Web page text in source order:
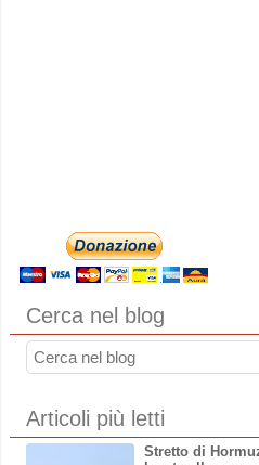
Cerca nel blog
Articoli più letti
Stretto di